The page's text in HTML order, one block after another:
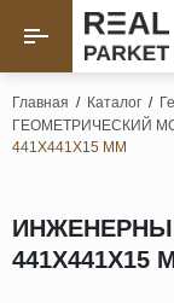
Назад
Паркет «Елка»
Штучный паркет
Художественный
Главная / Каталог /
ГЕОМЕТРИЧЕСКИЙ
441Х441Х15 ММ
441Х441Х15